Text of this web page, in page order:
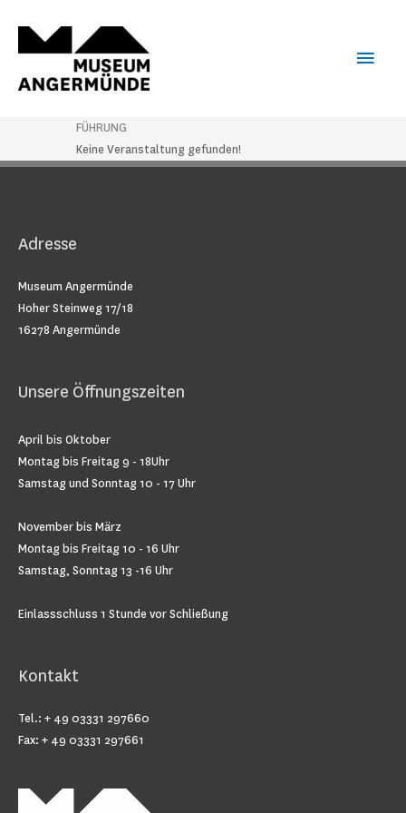
Inhalt
springen
FÜHRUNG
Keine Veranstaltung gefunden!
Adresse
Museum Angermünde
Hoher Steinweg 17/18
16278 Angermünde
Unsere Öffnungszeiten
April bis Oktober
Montag bis Freitag 9 - 18Uhr
Samstag und Sonntag 10 - 17 Uhr
November bis März
Montag bis Freitag 10 - 16 Uhr
Samstag, Sonntag 13 -16 Uhr
Einlassschluss 1 Stunde vor Schließung
Kontakt
Tel.: + 49 03331 297660
Fax: + 49 03331 297661